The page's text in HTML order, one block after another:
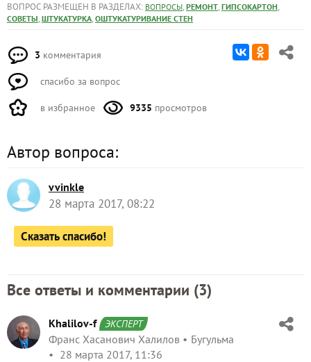
ВОПРОС РАЗМЕЩЕН В РАЗДЕЛАХ: ВОПРОСЫ, РЕМОНТ, ГИПСОКАРТОН,
СОВЕТЫ, ШТУКАТУРКА, ОШТУКАТУРИВАНИЕ СТЕН
3 комментария
спасибо за вопрос
в избранное 9335 просмотров
Автор вопроса:
vvinkle
28 марта 2017, 08:22
Сказать спасибо!
Все ответы и комментарии (3)
Khalilov-f ЭКСПЕРТ
Франс Хасанович Халилов
Бугульма
28 марта 2017, 11:36